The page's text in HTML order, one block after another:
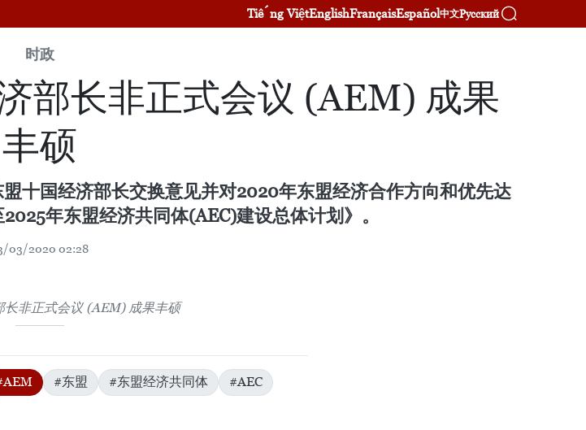
Tiếng ViệtEnglishFrançaisEspañol中文Русский
时政
部长非正式会议 (AEM) 成果
丰硕
十国经济部长交换意见并对2020年东盟经济合作方向和优先达
年东盟经济共同体(AEC)建设总体计划》。
03/2020 02:28
长非正式会议 (AEM) 成果丰硕
#东盟 #东盟经济共同体
#AEC